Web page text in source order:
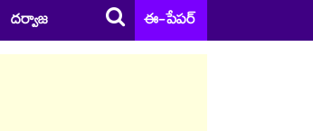
దర్వాజ ఈ-పేపర్